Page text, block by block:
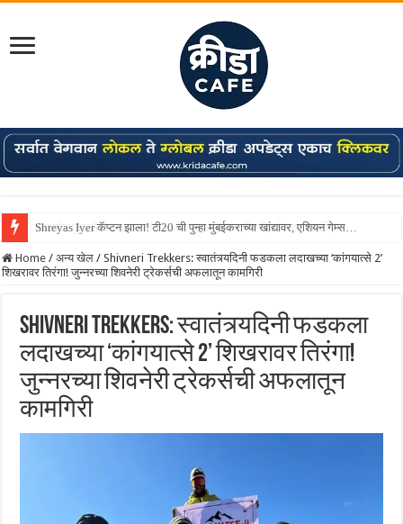
Shreyas Iyer कॅप्टन झाला! टी20 ची पुन्हा मुंबईकराच्या खांद्यावर, एशियन गेम्स…
Home / अन्य खेल / Shivneri Trekkers: स्वातंत्र्यदिनी फडकला लदाखच्या ‘कांगयात्से 2’
शिखरावर तिरंगा! जुन्नरच्या शिवनेरी ट्रेकर्सची अफलातून कामगिरी
Shivneri Trekkers: स्वातंत्र्यदिनी फडकला
लदाखच्या ‘कांगयात्से 2’ शिखरावर तिरंगा!
जुन्नरच्या शिवनेरी ट्रेकर्सची अफलातून
कामगिरी